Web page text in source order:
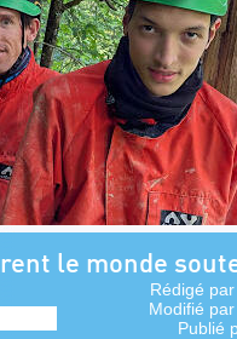
le monde
Rédigé par
Modifié par
Publié